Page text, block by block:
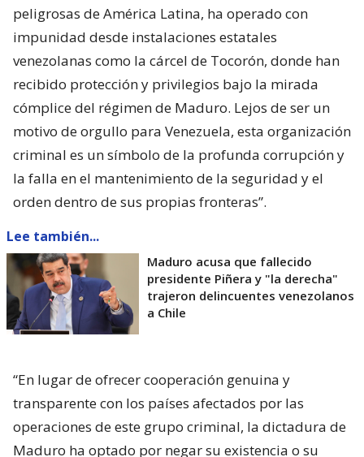
peligrosas de América Latina, ha operado con
impunidad desde instalaciones estatales
venezolanas como la cárcel de Tocorón, donde han
recibido protección y privilegios bajo la mirada
cómplice del régimen de Maduro. Lejos de ser un
motivo de orgullo para Venezuela, esta organización
criminal es un símbolo de la profunda corrupción y
la falla en el mantenimiento de la seguridad y el
orden dentro de sus propias fronteras”.
Lee también...
Maduro acusa que fallecido
presidente Piñera y "la derecha"
trajeron delincuentes venezolanos
a Chile
“En lugar de ofrecer cooperación genuina y
transparente con los países afectados por las
operaciones de este grupo criminal, la dictadura de
Maduro ha optado por negar su existencia o su